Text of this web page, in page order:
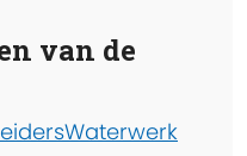
van de
Waterwerk